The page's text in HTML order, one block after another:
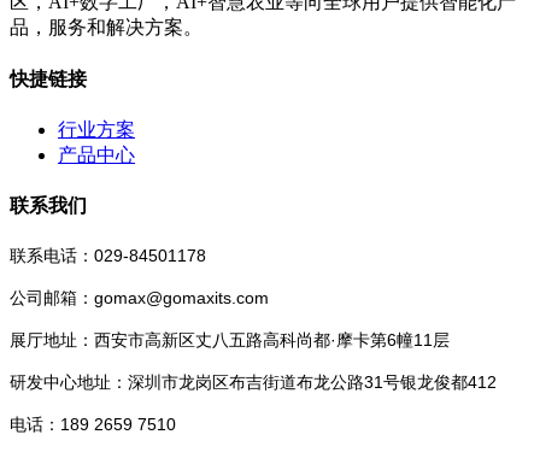
品，服务和解决方案。
快捷链接
行业方案
产品中心
联系我们
联系电话：029-84501178
公司邮箱：gomax@gomaxits.com
展厅地址：西安市高新区丈八五路高科尚都·摩卡第6幢11层
研发中心地址：深圳市龙岗区布吉街道布龙公路31号银龙俊都412
电话：189 2659 7510